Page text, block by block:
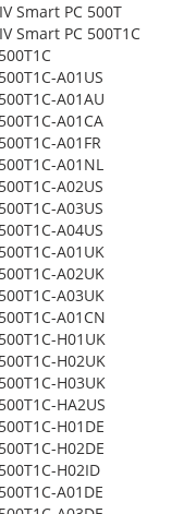
Smart PC 500T
Smart PC 500T1C
A01US
A01AU
A01CA
A01FR
A01NL
A02US
A03US
A04US
A01UK
A02UK
A03UK
A01CN
H01UK
H02UK
H03UK
HA2US
H01DE
H02DE
H02ID
A01DE